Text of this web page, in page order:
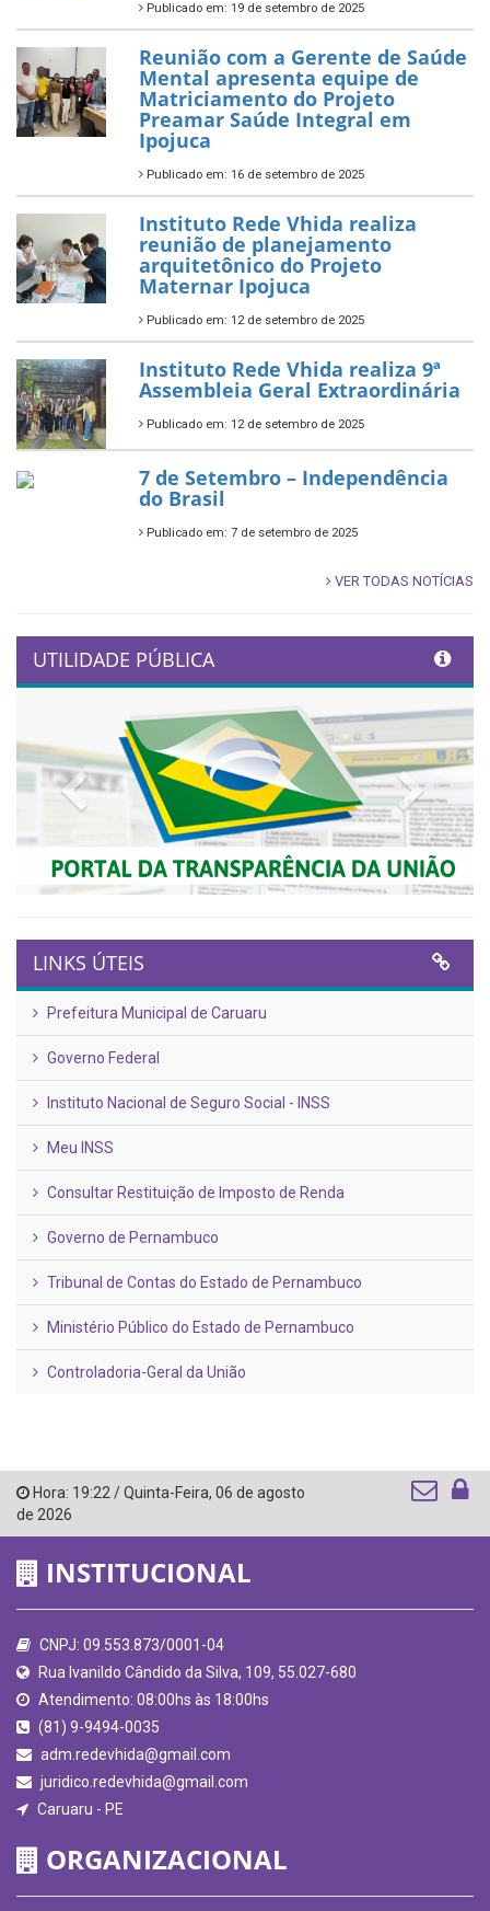
Publicado em: 19 de setembro de 2025
Reunião com a Gerente de Saúde
Mental apresenta equipe de
Matriciamento do Projeto
Preamar Saúde Integral em
Ipojuca
Publicado em: 16 de setembro de 2025
Instituto Rede Vhida realiza
reunião de planejamento
arquitetônico do Projeto
Maternar Ipojuca
Publicado em: 12 de setembro de 2025
Instituto Rede Vhida realiza 9ª
Assembleia Geral Extraordinária
Publicado em: 12 de setembro de 2025
7 de Setembro – Independência
do Brasil
Publicado em: 7 de setembro de 2025
VER TODAS NOTÍCIAS
UTILIDADE PÚBLICA
Previous Next
LINKS ÚTEIS
Prefeitura Municipal de Caruaru
Governo Federal
Instituto Nacional de Seguro Social - INSS
Meu INSS
Consultar Restituição de Imposto de Renda
Governo de Pernambuco
Tribunal de Contas do Estado de Pernambuco
Ministério Público do Estado de Pernambuco
Controladoria-Geral da União
Hora: 19:22/Quinta-Feira, 06 de agosto
de 2026
INSTITUCIONAL
CNPJ: 09.553.873/0001-04
Rua Ivanildo Cândido da Silva, 109, 55.027-680
Atendimento: 08:00hs às 18:00hs
(81) 9-9494-0035
adm.redevhida@gmail.com
juridico.redevhida@gmail.com
Caruaru - PE
ORGANIZACIONAL